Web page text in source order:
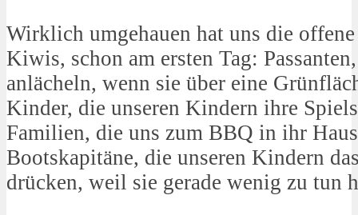
Wirklich umgehauen hat uns die
Kiwis, schon am ersten Tag:
anlächeln, wenn sie über eine
Kinder, die unseren Kindern ihre
Familien, die uns zum BBQ in ihr
Bootskapitäne, die unseren Kindern
drücken, weil sie gerade wenig zu tun